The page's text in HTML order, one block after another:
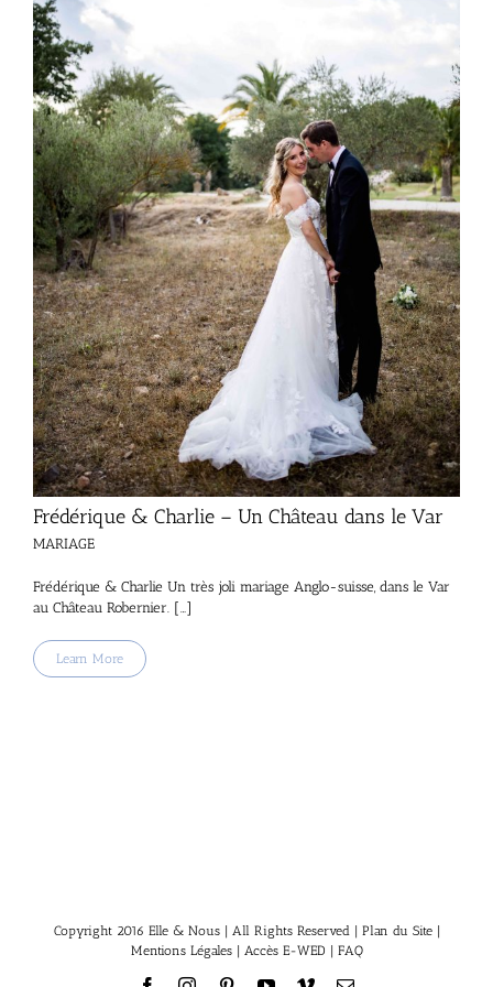
Frédérique & Charlie – Un Château dans le Var
MARIAGE
Frédérique & Charlie Un très joli mariage Anglo-suisse, dans le Var
au Château Robernier. […]
Learn More
Copyright 2016 Elle & Nous | All Rights Reserved | Plan du Site|
Mentions Légales| Accès E-WED FAQ